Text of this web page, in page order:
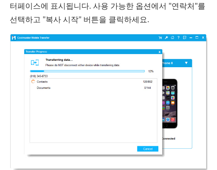
터페이스에 표시됩니다. 사용 가능한 옵션에서 "연락처"를
선택하고 "복사 시작" 버튼을 클릭하세요.